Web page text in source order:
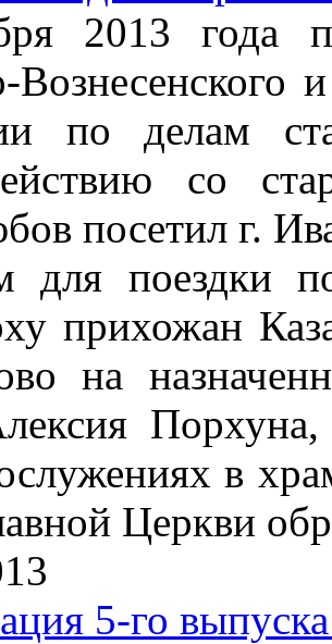
2013 года
Вознесенского
по делам
со
посетил г.
для поездки
прихожан
на
в
Церкви
5-го